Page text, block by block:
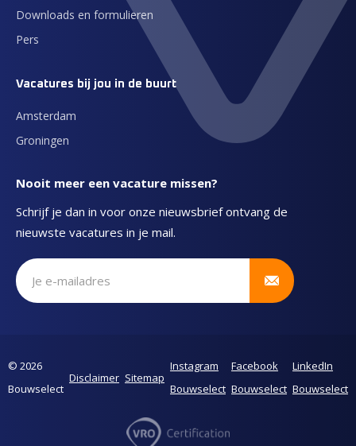
Downloads en formulieren
Pers
Vacatures bij jou in de buurt
Amsterdam
Groningen
Nooit meer een vacature missen?
Schrijf je dan in voor onze nieuwsbrief ontvang de
nieuwste vacatures in je mail.
Schrijf je in voor onze nieuwsbrief
© 2026
Bouwselect
Disclaimer Sitemap
Instagram
Bouwselect
Facebook
Bouwselect
LinkedIn
Bouwselect